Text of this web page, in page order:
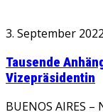
3. September 2022
Tausende
Vizepräsidentin
BUENOS AIRES